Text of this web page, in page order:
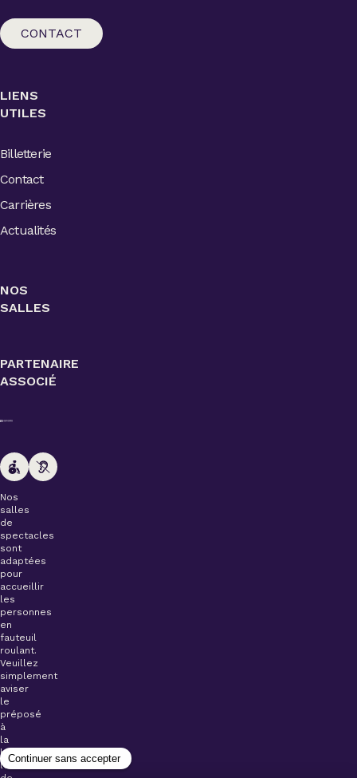
CONTACT
LIENS
UTILES
Billetterie
Contact
Carrières
Actualités
NOS
SALLES
PARTENAIRE
ASSOCIÉ
Nos
salles
de
spectacles
sont
adaptées
pour
accueillir
les
personnes
en
fauteuil
roulant.
Veuillez
simplement
aviser
le
préposé
à
la
billetterie
lors